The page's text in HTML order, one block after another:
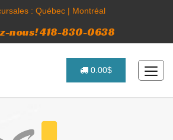
: Québec| Montréal
nous! 418-830-0638
0.00$